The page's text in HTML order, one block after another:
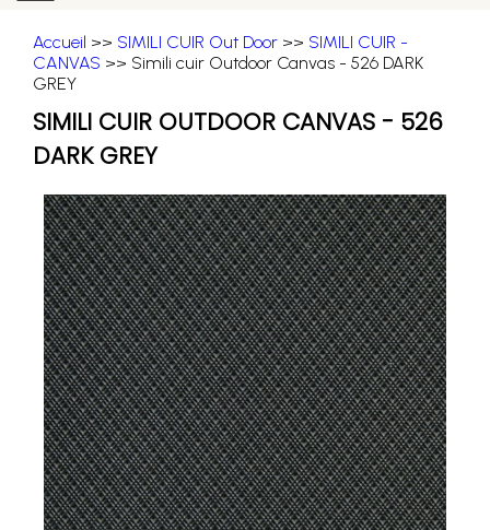
Accueil >> SIMILI CUIR Out Door >> SIMILI CUIR -
CANVAS >> Simili cuir Outdoor Canvas - 526 DARK
GREY
SIMILI CUIR OUTDOOR CANVAS - 526
DARK GREY